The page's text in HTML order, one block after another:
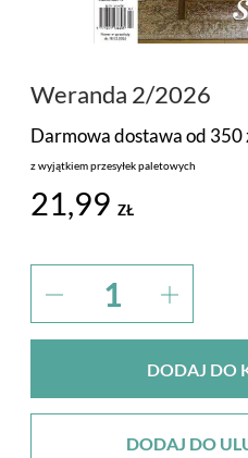
PROMOCJA
Weranda 2/2026
Darmowa dostawa od 350
z wyjątkiem przesyłek paletowych
21,99 ZŁ
DODAJ DO
DODAJ DO